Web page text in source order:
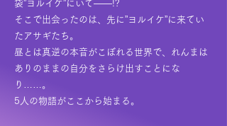
袋”ヨルイケ”にいて――!?
そこで出会ったのは、先に”ヨルイケ”に来てい
たアサギたち。
昼とは真逆の本音がこぼれる世界で、れんまは
ありのままの自分をさらけ出すことにな
り……。
5人の物語がここから始まる。